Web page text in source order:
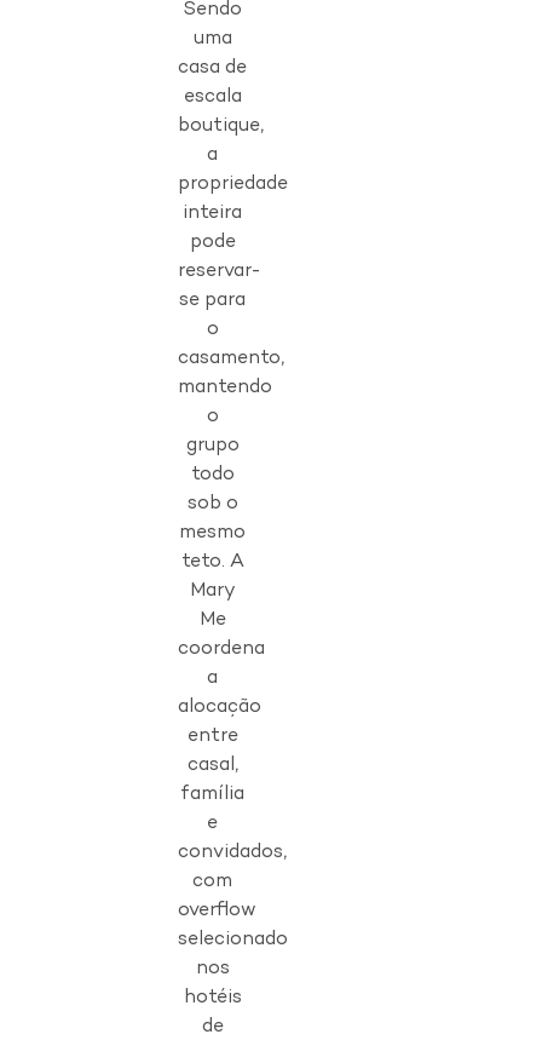
Sendo
uma
casa de
escala
boutique,
a
propriedade
inteira
pode
reservar-
se para
o
casamento,
mantendo
o
grupo
todo
sob o
mesmo
teto. A
Mary
Me
coordena
a
alocação
entre
casal,
família
e
convidados,
com
overflow
selecionado
nos
hotéis
de